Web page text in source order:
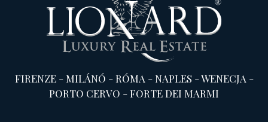
FIRENZE-MILÁNÓ -RÓMA -NAPLES -WENECJA -
PORTO CERVO -FORTE DEI MARMI